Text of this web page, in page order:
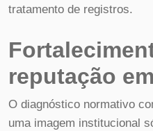
tratamento de registros.
reputação
O diagnóstico normativo
uma imagem institucional